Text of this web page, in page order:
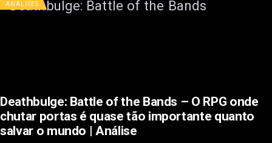
ANÁLISES
Deathbulge: Battle of the Bands – O RPG onde
chutar portas é quase tão importante quanto
salvar o mundo | Análise